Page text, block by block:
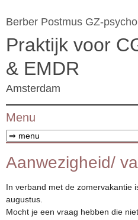
Berber Postmus GZ-
Praktijk voor
& EMDR
Amsterdam
Menu
Ga naar de inhoud
Aanwezigheid/
In verband met de zomervakantie
augustus.
Mocht je een vraag hebben die